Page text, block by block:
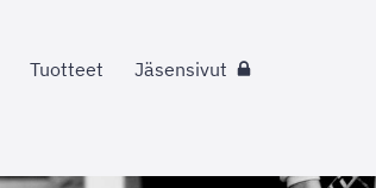
Tuotteet
Jäsensivut